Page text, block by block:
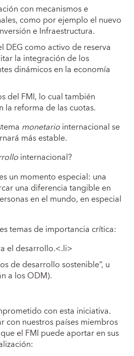
con mecanismos e
como por ejemplo el nuevo
e Infraestructura.
DEG como activo de reserva
la integración de los
dinámicos en la economía
del FMI, lo cual también
la reforma de las cuotas.
monetariointernacional se
más estable.
internacional?
un momento especial: una
una diferencia tangible en
en el mundo, en especial
temas de importancia crítica:
el desarrollo.<.li>
de desarrollo sostenible”, u
a los ODM).
con esta iniciativa.
con nuestros países miembros
el FMI puede aportar en sus